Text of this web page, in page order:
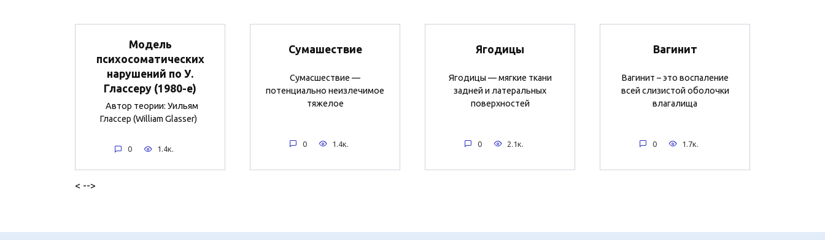
Модель
психосоматических
нарушений по У.
Глассеру (1980-е)
Автор теории: Уильям
Глассер (William Glasser)
0 1.4к.
Сумашествие
Сумасшествие —
потенциально неизлечимое
тяжелое
0 1.4к.
Ягодицы
Ягодицы — мягкие ткани
задней и латеральных
поверхностей
0 2.1к.
Вагинит
Вагинит – это воспаление
всей слизистой оболочки
влагалища
0 1.7к.
< -->